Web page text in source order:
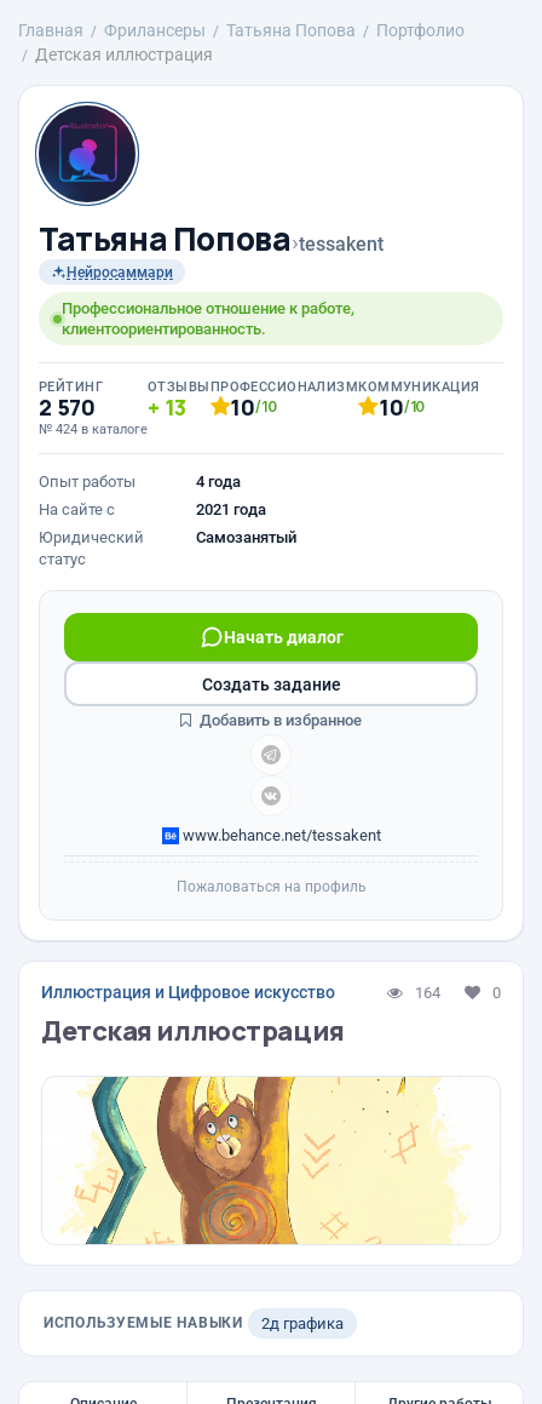
Главная Фрилансеры Татьяна Попова
Портфолио
Детская иллюстрация
Татьяна Попова›tessakent
Нейросаммари
Профессиональное отношение к работе,
клиентоориентированность.
РЕЙТИНГ
2 570
№ 424 в каталоге
ОТЗЫВЫ
13
ПРОФЕССИОНАЛИЗМ
10/10
КОММУНИКАЦИЯ
10/10
Опыт работы
4 года
На сайте с
2021 года
Юридический
статус
Самозанятый
Начать диалог
www.behance.net/tessakent
Создать задание
Добавить в избранное
Пожаловаться на профиль
Иллюстрация и Цифровое искусство 164 0
Детская иллюстрация
ИСПОЛЬЗУЕМЫЕ НАВЫКИ 2д графика